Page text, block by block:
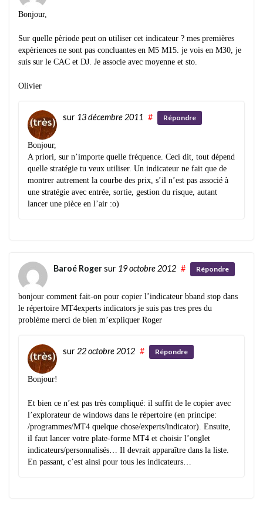
Bonjour,
Sur quelle pèriode peut on utiliser cet indicateur ? mes premières
expèriences ne sont pas concluantes en M5 M15. je vois en M30, je
suis sur le CAC et DJ. Je associe avec moyenne et sto.
Olivier
sur 13 décembre 2011 # Répondre
Bonjour,
A priori, sur n’importe quelle fréquence. Ceci dit, tout dépend
quelle stratégie tu veux utiliser. Un indicateur ne fait que de
montrer autrement la courbe des prix, s’il n’est pas associé à
une stratégie avec entrée, sortie, gestion du risque, autant
lancer une pièce en l’air :o)
Baroé Rogersur 19 octobre 2012 # Répondre
bonjour comment fait-on pour copier l’indicateur bband stop dans
le répertoire MT4experts indicators je suis pas tres pres du
problème merci de bien m’expliquer Roger
sur 22 octobre 2012 # Répondre
Bonjour!
Et bien ce n’est pas très compliqué: il suffit de le copier avec
l’explorateur de windows dans le répertoire (en principe:
/programmes/MT4 quelque chose/experts/indicator). Ensuite,
il faut lancer votre plate-forme MT4 et choisir l’onglet
indicateurs/personnalisés… Il devrait apparaître dans la liste.
En passant, c’est ainsi pour tous les indicateurs…